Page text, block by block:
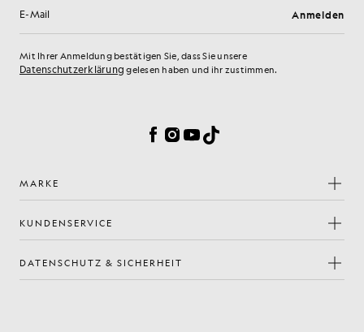
E-Mail-Adresse Anmelden
Mit Ihrer Anmeldung bestätigen Sie, dass Sie unsere
Datenschutzerklärung gelesen haben und ihr zustimmen.
Facebook
Instagram
YouTube
TikTok
MARKE
KUNDENSERVICE
DATENSCHUTZ & SICHERHEIT